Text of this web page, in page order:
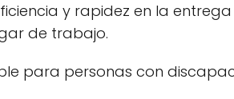
y rapidez en la
de trabajo.
para personas con